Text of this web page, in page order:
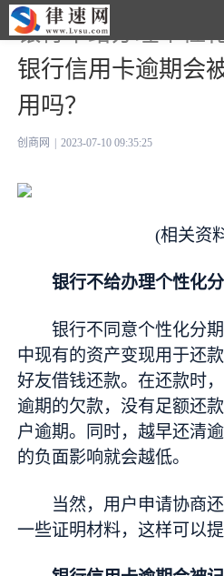
银行不给办理个性
银行信用卡逾期会
用吗？
创商网 2023-07-10 09:35:25
(相关资
银行不给办理个性化
银行不同意个性化分
中现有的资产变现用于还
好友借钱还款。在还款时
逾期的欠款，没有足额还
户逾期。同时，越早还清
的负面影响就会越低。
当然，用户申请协商
一些证明材料，这样可以